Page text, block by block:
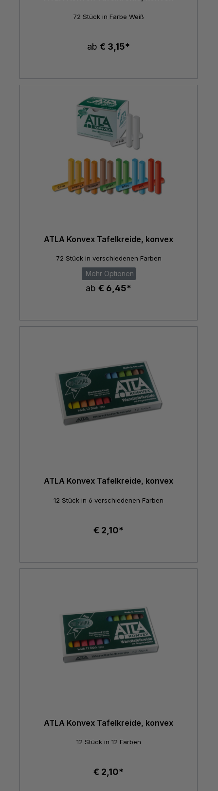
72 Stück in Farbe Weiß
ab € 3,15*
ATLA Konvex Tafelkreide, konvex
72 Stück in verschiedenen Farben
Mehr Optionen
ab € 6,45*
ATLA Konvex Tafelkreide, konvex
12 Stück in 6 verschiedenen Farben
€ 2,10*
ATLA Konvex Tafelkreide, konvex
12 Stück in 12 Farben
€ 2,10*